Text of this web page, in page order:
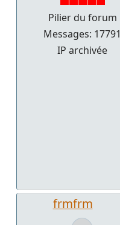
Pilier du forum
Messages: 17791
IP archivée
frmfrm